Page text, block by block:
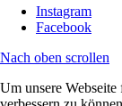
Instagram
Facebook
Nach oben scrollen
Um unsere